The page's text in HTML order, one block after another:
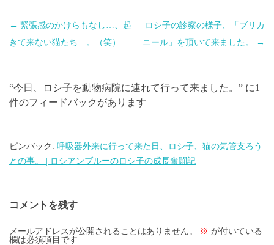
投
稿
ョ
ン
← 緊張感のかけらもなし…、起
きて来ない猫たち…。（笑）
ロシ子の診察の様子、「ブリカ
ニール」を頂いて来ました。
→
“今日、ロシ子を動物病院に連れて行って来ました。 ” に1
件のフィードバックがあります
ピンバック: 呼吸器外来に行って来た日、ロシ子、猫の気管支ろう
との事。 | ロシアンブルーのロシ子の成長奮闘記
コメントを残す
メールアドレスが公開されることはありません。 ※ が付いている
欄は必須項目です